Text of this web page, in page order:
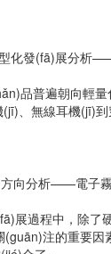
化發(fā)展分析
品普遍朝向輕
、無線耳機(jī)
向分析——電子
展過程中，除了
注的重要因